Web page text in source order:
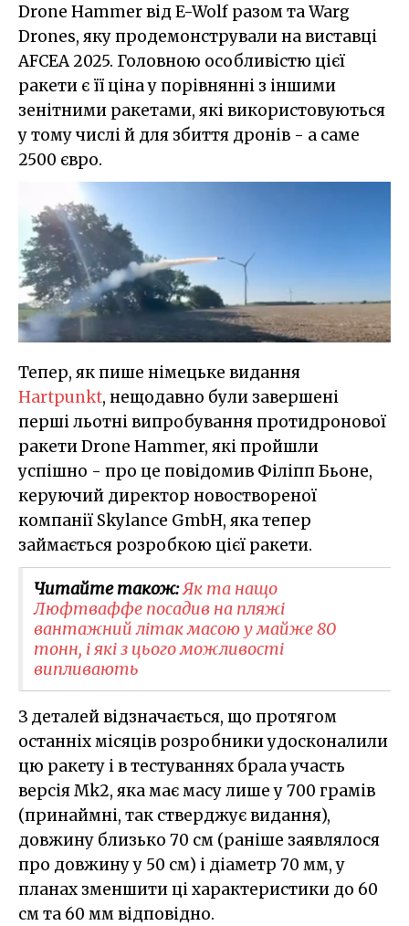
Drone Hammer від E-Wolf разом та Warg
Drones, яку продемонстрували на виставці
AFCEA 2025. Головною особливістю цієї
ракети є її ціна у порівнянні з іншими
зенітними ракетами, які використовуються
у тому числі й для збиття дронів - а саме
2500 євро.
Тепер, як пише німецьке видання
Hartpunkt, нещодавно були завершені
перші льотні випробування протидронової
ракети Drone Hammer, які пройшли
успішно - про це повідомив Філіпп Бьоне,
керуючий директор новоствореної
компанії Skylance GmbH, яка тепер
займається розробкою цієї ракети.
Читайте також:Як та нащо
Люфтваффе посадив на пляжі
вантажний літак масою у майже 80
тонн, і які з цього можливості
випливають
З деталей відзначається, що протягом
останніх місяців розробники удосконалили
цю ракету і в тестуваннях брала участь
версія Mk2, яка має масу лише у 700 грамів
(принаймні, так стверджує видання),
довжину близько 70 см (раніше заявлялося
про довжину у 50 см) і діаметр 70 мм, у
планах зменшити ці характеристики до 60
см та 60 мм відповідно.